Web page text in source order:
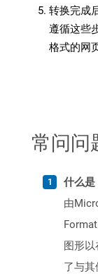
转换完成
遵循这些
格式的网
常问问
什么是
由
图形
了与